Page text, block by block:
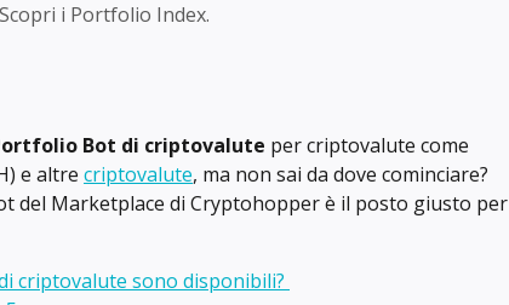
i Portfolio Index.
Bot di criptovalute per criptovalute come
e altre criptovalute, ma non sai da dove cominciare?
del Marketplace di Cryptohopper è il posto giusto per
criptovalute sono disponibili?